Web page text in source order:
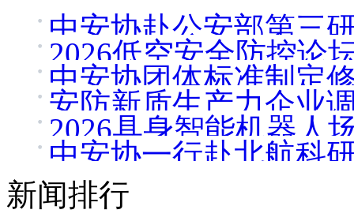
中安协赴公安部第三
2026低空安全防控论
中安协团体标准制定
安防新质生产力企业
2026具身智能机器人
中安协一行赴北航科
新闻排行